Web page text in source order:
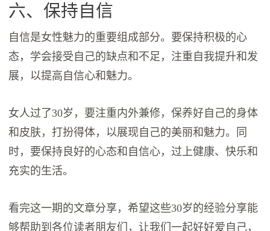
六、保持自信
自信是女性魅力的重要组成部分。要保持积极的心
态，学会接受自己的缺点和不足，注重自我提升和发
展，以提高自信心和魅力。
女人过了30岁，要注重内外兼修，保养好自己的身体
和皮肤，打扮得体，以展现自己的美丽和魅力。同
时，要保持良好的心态和自信心，过上健康、快乐和
充实的生活。
看完这一期的文章分享，希望这些30岁的经验分享能
够帮助到各位读者朋友们，让我们一起好好爱自己，